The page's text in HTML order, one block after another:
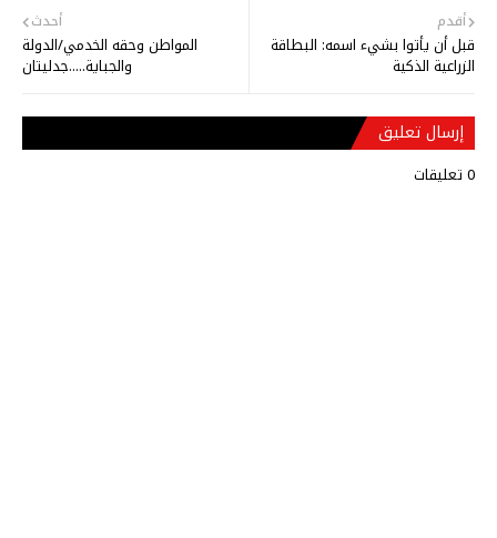
أحدث
المواطن وحقه الخدمي/الدولة
والجباية.....جدليتان
أقدم
قبل أن يأتوا بشيء اسمه: البطاقة
الزراعية الذكية
إرسال تعليق
0 تعليقات